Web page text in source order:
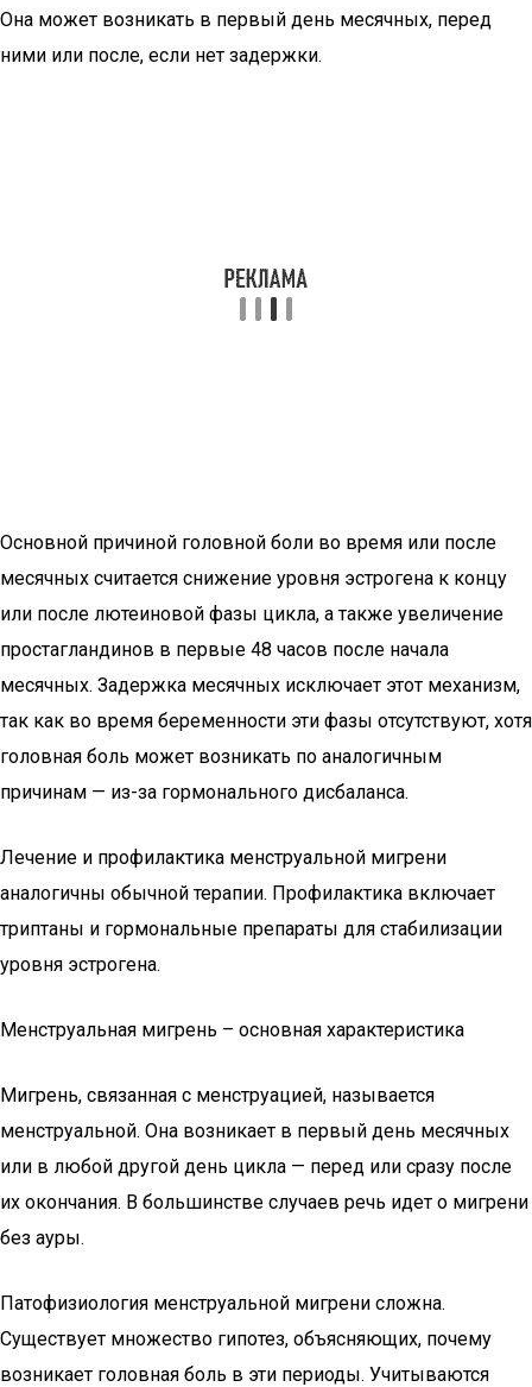
Она может возникать в первый день месячных, перед
ними или после, если нет задержки.
Основной причиной головной боли во время или после
месячных считается снижение уровня эстрогена к концу
или после лютеиновой фазы цикла, а также увеличение
простагландинов в первые 48 часов после начала
месячных. Задержка месячных исключает этот механизм,
так как во время беременности эти фазы отсутствуют, хотя
головная боль может возникать по аналогичным
причинам — из-за гормонального дисбаланса.
Лечение и профилактика менструальной мигрени
аналогичны обычной терапии. Профилактика включает
триптаны и гормональные препараты для стабилизации
уровня эстрогена.
Менструальная мигрень – основная характеристика
Мигрень, связанная с менструацией, называется
менструальной. Она возникает в первый день месячных
или в любой другой день цикла — перед или сразу после
их окончания. В большинстве случаев речь идет о мигрени
без ауры.
Патофизиология менструальной мигрени сложна.
Существует множество гипотез, объясняющих, почему
возникает головная боль в эти периоды. Учитываются